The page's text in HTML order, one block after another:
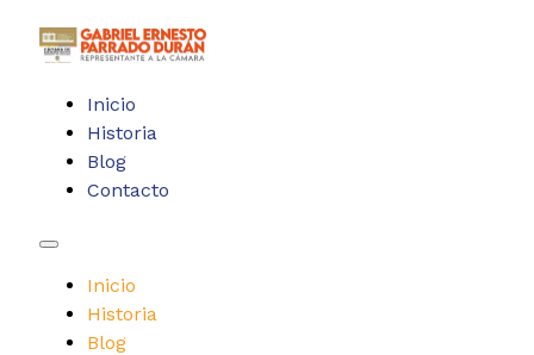
Inicio
Historia
Blog
Contacto
Inicio
Historia
Blog